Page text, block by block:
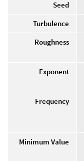
Seed
Turbulence
Roughness
Exponent
Frequency
Minimum Value